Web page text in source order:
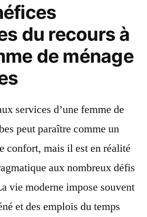
du recours à
de ménage
services d’une femme de
peut paraître comme un
confort, mais il est en réalité
aux nombreux défis
vie moderne impose souvent
et des emplois du temps